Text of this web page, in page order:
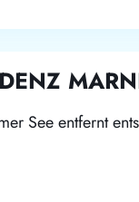
See entfernt